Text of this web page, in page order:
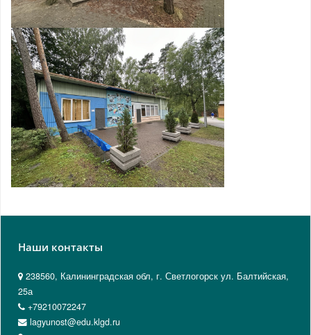
Наши контакты
238560, Калининградская обл, г. Светлогорск ул. Балтийская,
25а
+79210072247
lagyunost@edu.klgd.ru